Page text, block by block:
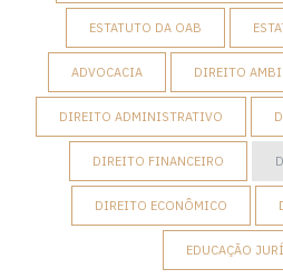
ESTATUTO DA OAB
ADVOCACIA DIREITO
DIREITO ADMINISTRATIVO
DIREITO FINANCEIRO
DIREITO ECONÔMICO
EDUCAÇÃO